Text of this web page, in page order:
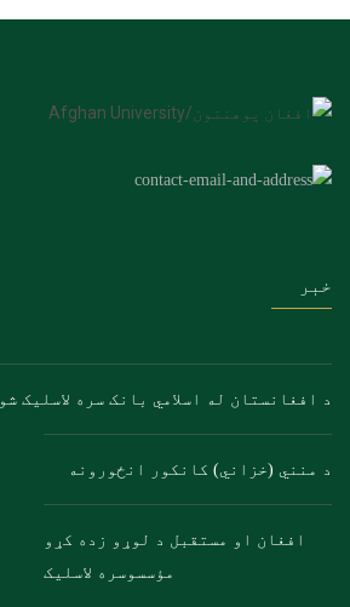
خبر
د افغانستان له اسلامي بانک سره لاسلیک شو
د منني (خزاني) کانکور انځورونه
افغان او مستقبل د لوړو زده کړو
مؤسسوسره لاسلیک